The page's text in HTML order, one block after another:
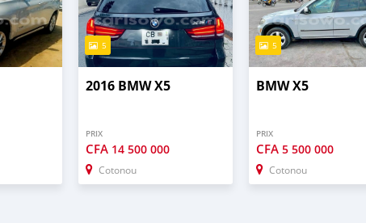
5
2016 BMW X5
PRIX
CFA 14 500 000
Cotonou
5
BMW X5
PRIX
CFA 5 500 000
Cotonou